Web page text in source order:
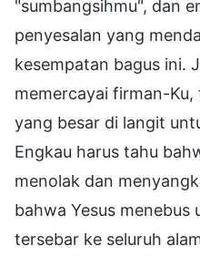
"sumbangsihmu", dan
penyesalan yang
kesempatan bagus ini.
memercayai firman-
yang besar di langit
Engkau harus tahu
menolak dan
bahwa Yesus menebus
tersebar ke seluruh